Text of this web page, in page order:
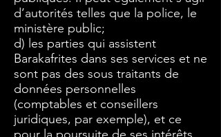
d’autorités telles que la police, le
ministère public;
d) les parties qui assistent
Barakafrites dans ses services et ne
sont pas des sous traitants de
données personnelles
(comptables et conseillers
juridiques, par exemple), et ce